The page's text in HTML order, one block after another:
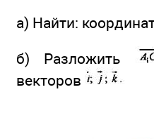
а) Найти:
б) Разложить
векторов